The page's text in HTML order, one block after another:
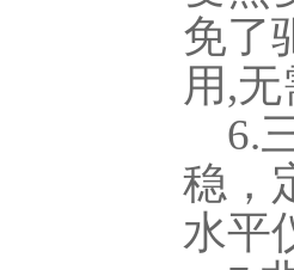
免了
用,无
6.
稳，
水平